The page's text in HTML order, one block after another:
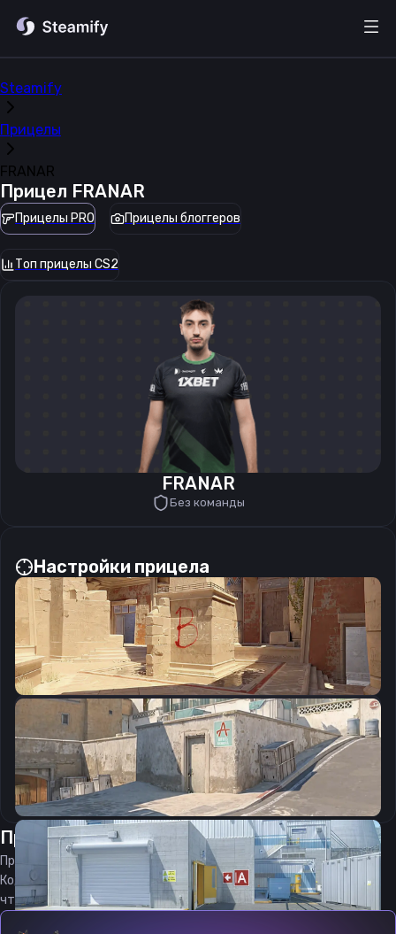
Steamify
Прицелы
FRANAR
Прицел FRANAR
Прицелы PRO Прицелы блоггеров
Топ прицелы CS2
FRANAR
Без команды
Настройки прицела
CSGO-XuBA4-apBf9-nWVGZ-FOCvw-4BPYE
Скопировать
ПрицелФРАНАРот 08.08.2026
Прицел FRANAR является актуальным на
08.08.2026
Код прицела
CS 2 стараемся еженедельно обновлять,
чтобы вы могли играть с актуальными настройками игрока.